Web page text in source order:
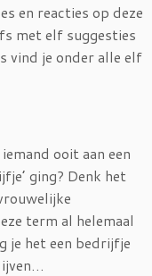
en reacties op deze
met elf suggesties
vind je onder alle elf
ooit aan een
ging? Denk het
term al helemaal
je het een bedrijfje